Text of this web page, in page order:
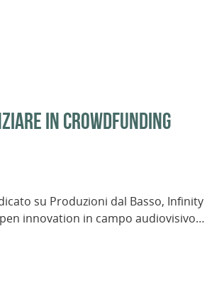
in crowdfunding
su Produzioni dal Basso, Infinity
innovation in campo audiovisivo…